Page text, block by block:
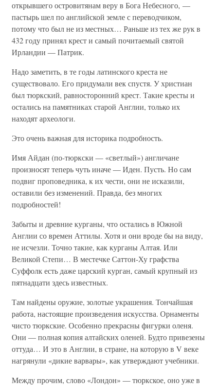
открывшего островитянам веру в Бога Небесного, —
пастырь шел по английской земле с переводчиком,
потому что был не из местных… Раньше из тех же рук в
432 году принял крест и самый почитаемый святой
Ирландии — Патрик.
Надо заметить, в те годы латинского креста не
существовало. Его придумали век спустя. У христиан
был тюркский, равносторонний крест. Такие кресты и
остались на памятниках старой Англии, только их
находят археологи.
Это очень важная для историка подробность.
Имя Айдан (по-тюркски — «светлый») англичане
произносят теперь чуть иначе — Иден. Пусть. Но сам
подвиг проповедника, к их чести, они не исказили,
оставили без изменений. Правда, без многих
подробностей!
Забыты и древние курганы, что остались в Южной
Англии со времен Аттилы. Хотя и они вроде бы на виду,
не исчезли. Точно такие, как курганы Алтая. Или
Великой Степи… В местечке Саттон-Ху графства
Суффолк есть даже царский курган, самый крупный из
пятнадцати здесь известных.
Там найдены оружие, золотые украшения. Тончайшая
работа, настоящие произведения искусства. Орнаменты
чисто тюркские. Особенно прекрасны фигурки оленя.
Они — полная копия алтайских оленей. Будто привезены
оттуда… И это в Англии, в стране, на которую в V веке
нагрянули «дикие варвары», как утверждают учебники.
Между прочим, слово «Лондон» — тюркское, оно уже в